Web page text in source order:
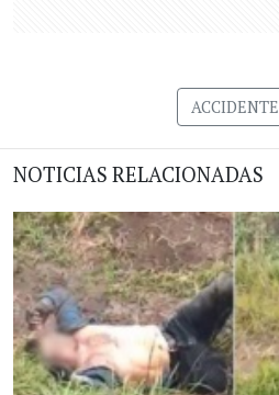
ACCIDENTE
NOTICIAS RELACIONADAS